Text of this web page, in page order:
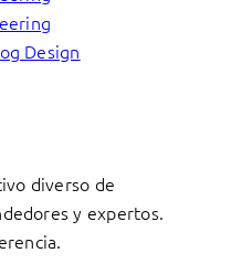
diverso de
y expertos.